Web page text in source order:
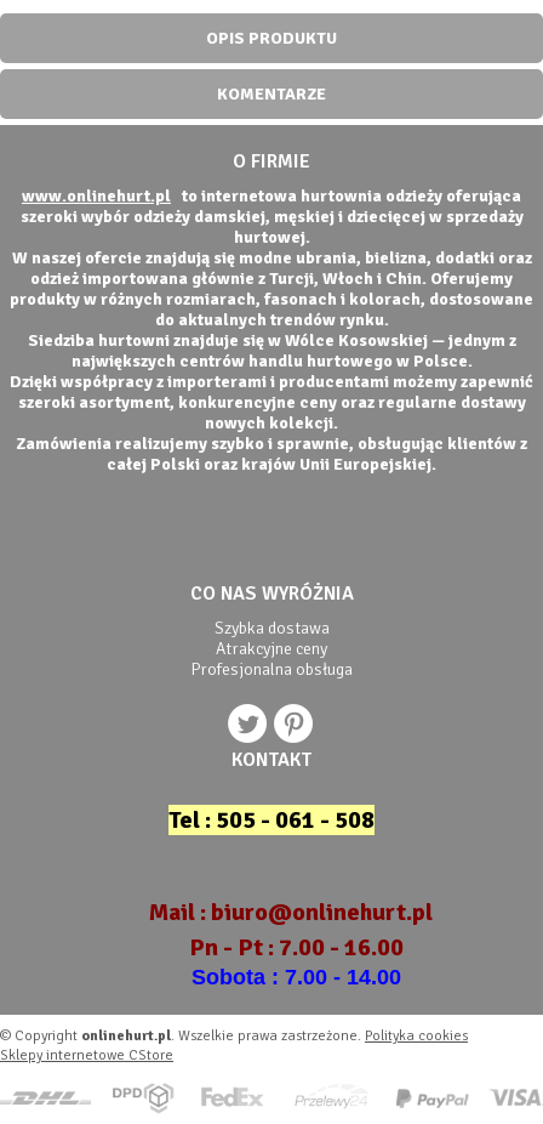
OPIS PRODUKTU
KOMENTARZE
O FIRMIE
www.onlinehurt.pl to internetowa hurtownia odzieży oferująca
szeroki wybór odzieży damskiej, męskiej i dziecięcej w sprzedaży
hurtowej.
W naszej ofercie znajdują się modne ubrania, bielizna, dodatki oraz
odzież importowana głównie z Turcji, Włoch i Chin. Oferujemy
produkty w różnych rozmiarach, fasonach i kolorach, dostosowane
do aktualnych trendów rynku.
Siedziba hurtowni znajduje się w Wólce Kosowskiej — jednym z
największych centrów handlu hurtowego w Polsce.
Dzięki współpracy z importerami i producentami możemy zapewnić
szeroki asortyment, konkurencyjne ceny oraz regularne dostawy
nowych kolekcji.
Zamówienia realizujemy szybko i sprawnie, obsługując klientów z
całej Polski oraz krajów Unii Europejskiej.
CO NAS WYRÓŻNIA
Szybka dostawa
Atrakcyjne ceny
Profesjonalna obsługa
KONTAKT
Tel : 505 - 061 - 508
Mail : biuro@onlinehurt.pl
Pn - Pt : 7.00 - 16.00
Sobota : 7.00 - 14.00
© Copyright onlinehurt.pl. Wszelkie prawa zastrzeżone. Polityka cookies
Sklepy internetowe CStore